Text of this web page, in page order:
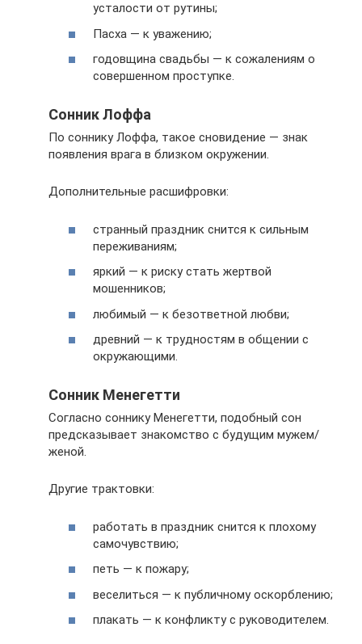
усталости от рутины;
Пасха — к уважению;
годовщина свадьбы — к сожалениям о
совершенном проступке.
Сонник Лоффа
По соннику Лоффа, такое сновидение — знак
появления врага в близком окружении.
Дополнительные расшифровки:
странный праздник снится к сильным
переживаниям;
яркий — к риску стать жертвой
мошенников;
любимый — к безответной любви;
древний — к трудностям в общении с
окружающими.
Сонник Менегетти
Согласно соннику Менегетти, подобный сон
предсказывает знакомство с будущим мужем/
женой.
Другие трактовки:
работать в праздник снится к плохому
самочувствию;
петь — к пожару;
веселиться — к публичному оскорблению;
плакать — к конфликту с руководителем.